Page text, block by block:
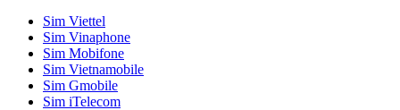
Sim Viettel
Sim Vinaphone
Sim Mobifone
Sim Vietnamobile
Sim Gmobile
Sim iTelecom